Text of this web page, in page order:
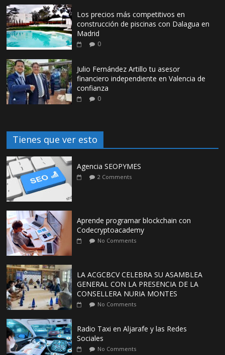
Los precios más competitivos en
construcción de piscinas con Dalagua en
Madrid
0
Julio Fernández Artillo tu asesor
financiero independiente en Valencia de
confianza
0
Tienes que ver esto
Agencia SEOPYMES
2 Comments
Aprende programar blockchain con
Codecryptoacademy
No Comments
LA ACGCBCV CELEBRA SU ASAMBLEA
GENERAL CON LA PRESENCIA DE LA
CONSELLERA NURIA MONTES
No Comments
Radio Taxi en Aljarafe y las Redes
Sociales
No Comments